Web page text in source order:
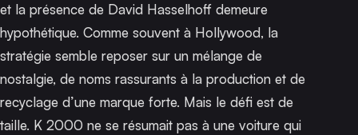
et la présence de David Hasselhoff demeure
hypothétique. Comme souvent à Hollywood, la
stratégie semble reposer sur un mélange de
nostalgie, de noms rassurants à la production et de
recyclage d’une marque forte. Mais le défi est de
taille. K 2000 ne se résumait pas à une voiture qui